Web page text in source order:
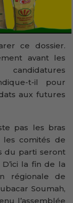
ce dossier.
avant les
t-il pour
aux futures
pas les bras
les comités de
du parti seront
la fin de la
régionale de
Soumah,
l’assemblée